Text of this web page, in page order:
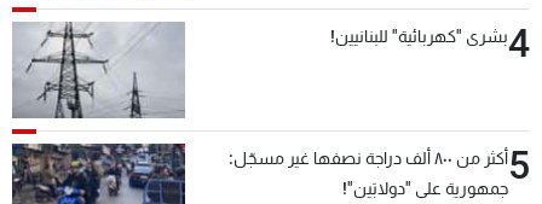
4بشرى "كهربائية" للبنانيين!
5
أكثر من ٨٠٠ ألف دراجة نصفها غير مسجّل:
جمهورية على "دولابَين"!